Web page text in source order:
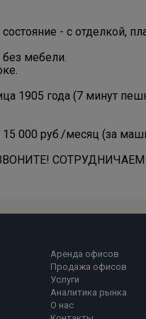
- с отделкой,
мебели.
1905 года (7 минут
15 000 руб./месяц (за
СОТРУДНИЧАЕМ
Аренда офисов
Продажа офисов
Услуги
Аналитика рынка
О нас